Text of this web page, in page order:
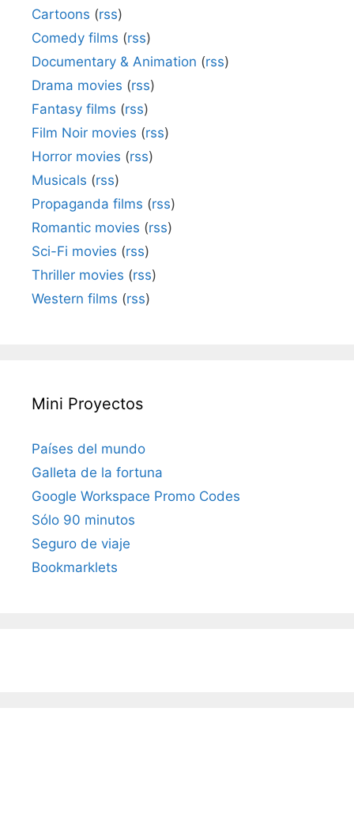
Cartoons (rss)
Comedy films (rss)
Documentary & Animation (rss)
Drama movies (rss)
Fantasy films (rss)
Film Noir movies (rss)
Horror movies (rss)
Musicals (rss)
Propaganda films (rss)
Romantic movies (rss)
Sci-Fi movies (rss)
Thriller movies (rss)
Western films (rss)
Mini Proyectos
Países del mundo
Galleta de la fortuna
Google Workspace Promo Codes
Sólo 90 minutos
Seguro de viaje
Bookmarklets